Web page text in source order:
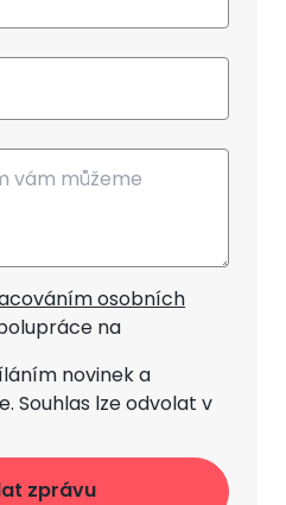
osobních
na
novineka
Souhlas lze odvolat v